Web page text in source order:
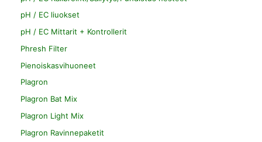
pH / EC liuokset
pH / EC Mittarit + Kontrollerit
Phresh Filter
Pienoiskasvihuoneet
Plagron
Plagron Bat Mix
Plagron Light Mix
Plagron Ravinnepaketit